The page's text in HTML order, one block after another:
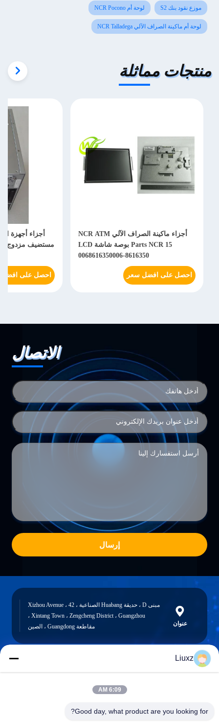
موزع نقود بنك S2 لوحة أم NCR Pocono
لوحة أم ماكينة الصراف الآلي NCR Talladega
منتجات مماثلة
أجزاء ماكينة الصراف الآلي NCR ATM
Parts NCR 15 بوصة شاشة LCD
0068616350006-8616350
احصل على افضل سعر احصل على
الاتصال
إرسال
عنوان
مبنى D ، حديقة Huabang الصناعية ، 42 Xizhou Avenue ،
Xintang Town ، Zengcheng District ، Guangzhou ،
مقاطعة Guangdong ، الصين
Liuxz
6:09 AM
Good day, what product are you looking for?